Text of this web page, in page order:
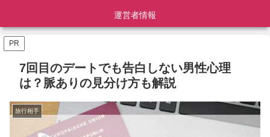
運営者情報
PR
7回目のデートでも告白しない男性心理
は？脈ありの見分け方も解説
旅行相手